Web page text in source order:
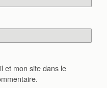
et mon site dans le